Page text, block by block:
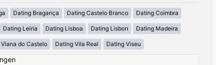
Dating Bragança Dating Castelo Branco Dating Coimbra
Dating Leiria Dating Lisboa Dating Lisbon Dating Madeira
do Castelo Dating Vila Real Dating Viseu